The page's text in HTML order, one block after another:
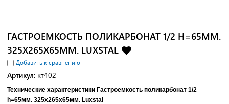
ГАСТРОЕМКОСТЬ ПОЛИКАРБОНАТ 1/2 H=65ММ.
325Х265Х65ММ. LUXSTAL
Добавить к сравнению
Артикул: кт402
Технические характеристики Гастроемкость поликарбонат 1/2
h=65мм. 325х265х65мм. Luxstal